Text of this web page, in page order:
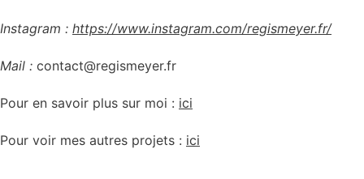
Instagram : https://www.instagram.com/regismeyer.fr/
Mail : contact@regismeyer.fr
Pour en savoir plus sur moi : ici
Pour voir mes autres projets : ici